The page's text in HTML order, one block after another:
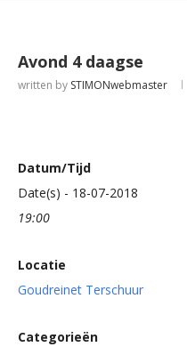
Avond 4 daagse
written by STIMONwebmaster
Datum/Tijd
Date(s) - 18-07-2018
19:00
Locatie
Goudreinet Terschuur
Categorieën